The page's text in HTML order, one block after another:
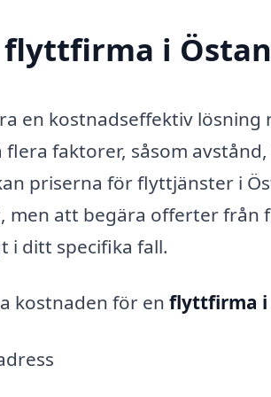
i
en kostnadseffektiv lösning
faktorer, såsom
priserna för flyttjänster i
men att begära offerter från
i ditt specifika fall.
kostnaden för en flyttfirma i